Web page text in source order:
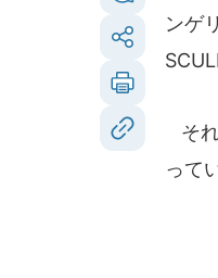
ンゲ
そ
って